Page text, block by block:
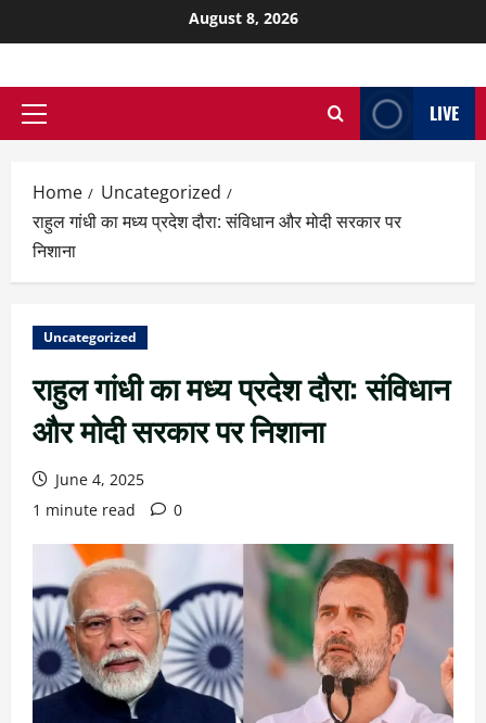
August 8, 2026
LIVE
Home
Uncategorized
राहुल गांधी का मध्य प्रदेश दौरा: संविधान और मोदी सरकार पर
निशाना
Uncategorized
राहुल गांधी का मध्य प्रदेश दौरा: संविधान
और मोदी सरकार पर निशाना
June 4, 2025
1 minute read
0